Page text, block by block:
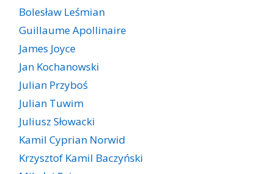
Bolesław Leśmian
Guillaume Apollinaire
James Joyce
Jan Kochanowski
Julian Przyboś
Julian Tuwim
Juliusz Słowacki
Kamil Cyprian Norwid
Krzysztof Kamil Baczyński